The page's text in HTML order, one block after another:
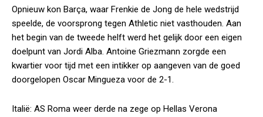
Opnieuw kon Barça, waar Frenkie de Jong de hele wedstrijd
speelde, de voorsprong tegen Athletic niet vasthouden. Aan
het begin van de tweede helft werd het gelijk door een eigen
doelpunt van Jordi Alba. Antoine Griezmann zorgde een
kwartier voor tijd met een intikker op aangeven van de goed
doorgelopen Oscar Mingueza voor de 2-1.
Italië: AS Roma weer derde na zege op Hellas Verona